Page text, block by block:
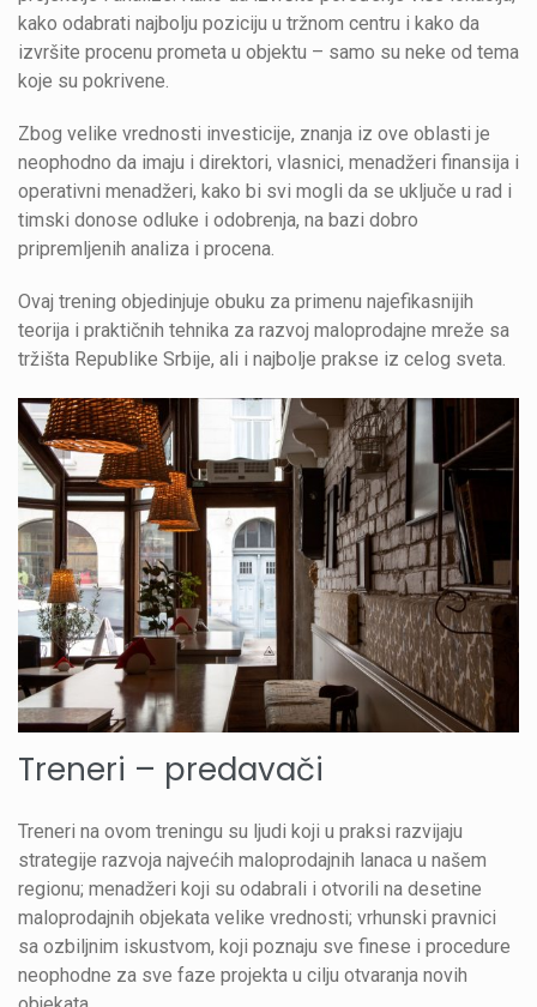
kako odabrati najbolju poziciju u tržnom centru i kako da
izvršite procenu prometa u objektu – samo su neke od tema
koje su pokrivene.
Zbog velike vrednosti investicije, znanja iz ove oblasti je
neophodno da imaju i direktori, vlasnici, menadžeri finansija i
operativni menadžeri, kako bi svi mogli da se uključe u rad i
timski donose odluke i odobrenja, na bazi dobro
pripremljenih analiza i procena.
Ovaj trening objedinjuje obuku za primenu najefikasnijih
teorija i praktičnih tehnika za razvoj maloprodajne mreže sa
tržišta Republike Srbije, ali i najbolje prakse iz celog sveta.
Treneri – predavači
Treneri na ovom treningu su ljudi koji u praksi razvijaju
strategije razvoja najvećih maloprodajnih lanaca u našem
regionu; menadžeri koji su odabrali i otvorili na desetine
maloprodajnih objekata velike vrednosti; vrhunski pravnici
sa ozbiljnim iskustvom, koji poznaju sve finese i procedure
neophodne za sve faze projekta u cilju otvaranja novih